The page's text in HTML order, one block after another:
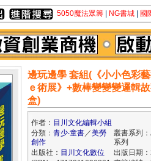
5050魔法眾籌 NG書城 國
邊玩邊學 套組(《小小色彩
ｅ術展》+數棒變變變邏輯
盒)
作者： 目川文化編輯小組
分類： 青少‧童書／美勞
創作
叢書系列
系列
出版社： 目川文化數位
出版日期